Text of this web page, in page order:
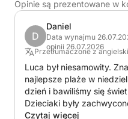
Usługi niedostępne:
lub kanapki we
Inne usługi płatne:
morza na pokładzie,
Zarezerwuj już teraz
idealny dzień.
Opinie są prezentowane w
D
Daniel
Data wynajmu
opinii 26.07.2026
Przetłumaczone z angielski
Luca był niesamowity.
najlepsze plaże w
dzień i bawiliśmy się
Dzieciaki były
Czytaj więcej